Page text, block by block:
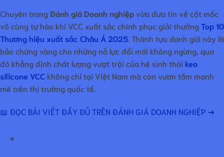
Chuyên trangĐánh giá Doanh nghiệpvừa đưa tin về cột mốc
vô cùng tự hào khi VCC xuất sắc chinh phục giải thưởngTop 10
Thương hiệu xuất sắc Châu Á 2025. Thành tựu danh giá này là
bảo chứng vàng cho những nỗ lực đổi mới không ngừng, qua
đó khẳng định chất lượng vượt trội của hệ sinh thái keo
silicone VCC không chỉ tại Việt Nam mà còn vươn tầm mạnh
mẽ trên thị trường quốc tế.
📖 ĐỌC BÀI VIẾT ĐẦY ĐỦ TRÊN ĐÁNH GIÁ DOANH NGHIỆP ➔
×